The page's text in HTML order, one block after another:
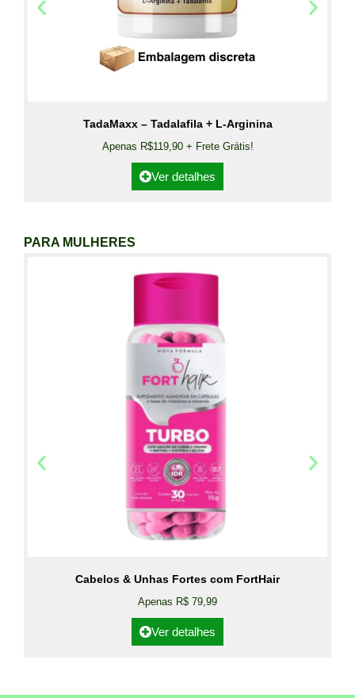
TadaMaxx – Tadalafila + L-Arginina
Apenas R$119,90 + Frete Grátis!
Ver detalhes
PARA MULHERES
Cabelos & Unhas Fortes com FortHair
Apenas R$ 79,99
Ver detalhes